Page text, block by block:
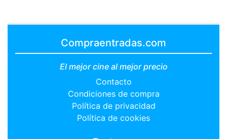
Compraentradas.com
El mejor cine al mejor precio
Contacto
Condiciones de compra
Política de privacidad
Política de cookies